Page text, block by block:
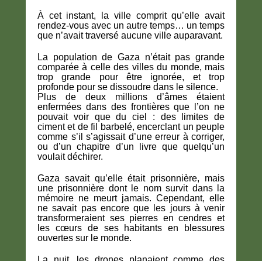
À cet instant, la ville comprit qu’elle avait
rendez-vous avec un autre temps… un temps
que n’avait traversé aucune ville auparavant.
La population de Gaza n’était pas grande
comparée à celle des villes du monde, mais
trop grande pour être ignorée, et trop
profonde pour se dissoudre dans le silence.
Plus de deux millions d’âmes étaient
enfermées dans des frontières que l’on ne
pouvait voir que du ciel : des limites de
ciment et de fil barbelé, encerclant un peuple
comme s’il s’agissait d’une erreur à corriger,
ou d’un chapitre d’un livre que quelqu’un
voulait déchirer.
Gaza savait qu’elle était prisonnière, mais
une prisonnière dont le nom survit dans la
mémoire ne meurt jamais. Cependant, elle
ne savait pas encore que les jours à venir
transformeraient ses pierres en cendres et
les cœurs de ses habitants en blessures
ouvertes sur le monde.